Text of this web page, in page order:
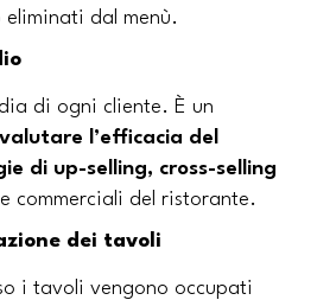
dal menù.
di ogni cliente. È un
valutare l’efficacia del
di up-selling, cross-selling
commerciali del ristorante.
dei tavoli
i tavoli vengono occupati